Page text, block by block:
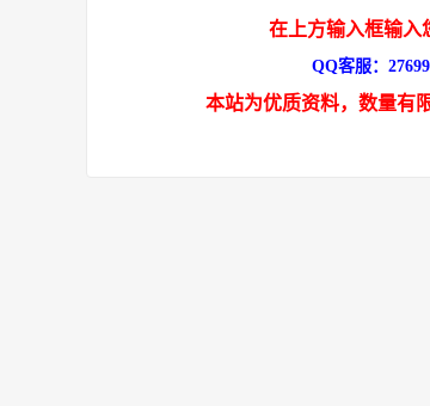
在上方输入框输入
QQ客服：
本站为优质资料，数量有